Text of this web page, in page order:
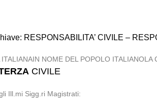
RESPONSABILITA’ CIVILE –
ITALIANAIN NOME DEL POPOLO
CIVILE
Ill.mi Sigg.ri Magistrati: